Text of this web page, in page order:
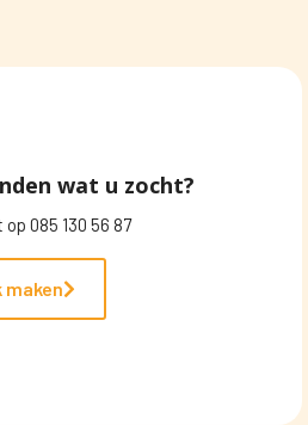
wat u zocht?
085 130 56 87